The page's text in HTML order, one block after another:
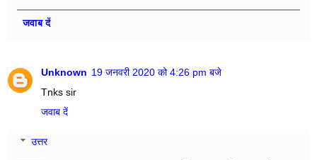
जवाब दें
Unknown 19 जनवरी 2020 को 4:26 pm बजे
Tnks sir
जवाब दें
उत्तर